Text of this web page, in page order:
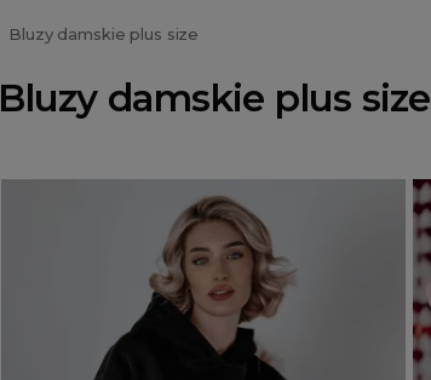
Bluzy damskie plus size
Bluzy damskie plus size